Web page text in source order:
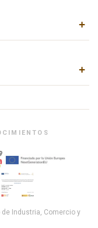
+
+
Industria, Comercio y